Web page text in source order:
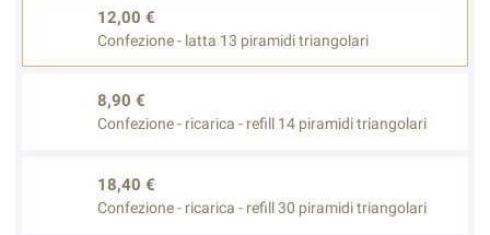
12,00 €
Confezione - latta 13 piramidi triangolari
8,90 €
Confezione - ricarica - refill 14 piramidi triangolari
18,40 €
Confezione - ricarica - refill 30 piramidi triangolari